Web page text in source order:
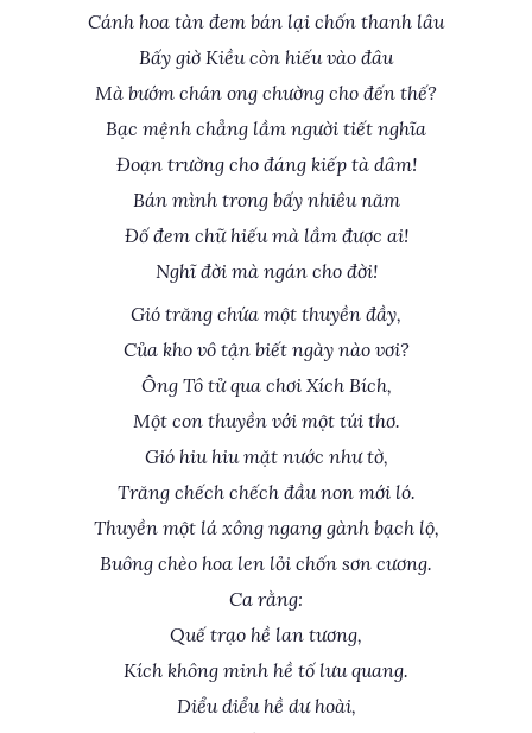
Cánh hoa tàn đem bán lại chốn thanh lâu
Bấy giờ Kiều còn hiếu vào đâu
Mà bướm chán ong chường cho đến thế?
Bạc mệnh chẳng lầm người tiết nghĩa
Đoạn trường cho đáng kiếp tà dâm!
Bán mình trong bấy nhiêu năm
Đố đem chữ hiếu mà lầm được ai!
Nghĩ đời mà ngán cho đời!
Gió trăng chứa một thuyền đầy,
Của kho vô tận biết ngày nào vơi?
Ông Tô tử qua chơi Xích Bích,
Một con thuyền với một túi thơ.
Gió hiu hiu mặt nước như tờ,
Trăng chếch chếch đầu non mới ló.
Thuyền một lá xông ngang gành bạch lộ,
Buông chèo hoa len lỏi chốn sơn cương.
Ca rằng:
Quế trạo hề lan tương,
Kích không minh hề tố lưu quang.
Diểu diểu hề dư hoài,